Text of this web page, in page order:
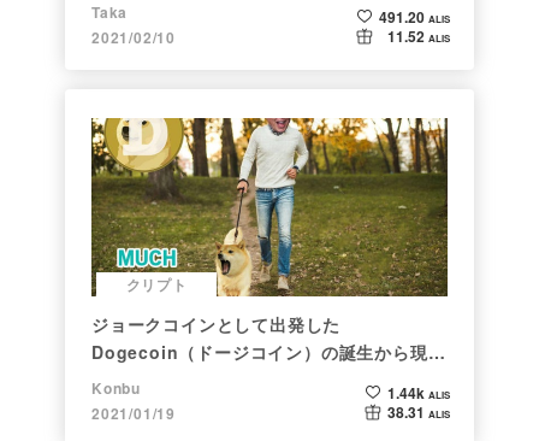
Taka
2021/02/10
491.20 ALIS
11.52 ALIS
クリプト
ジョークコインとして出発した
Dogecoin（ドージコイン）の誕生から現在
まで。注目される非証券性🐶
Konbu
2021/01/19
1.44k ALIS
38.31 ALIS